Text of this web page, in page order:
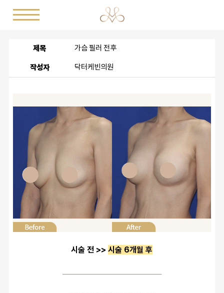
제목 가슴 필러 전후
작성자 닥터케빈의원
시술 전 >> 시술 6개월 후
──────────────────